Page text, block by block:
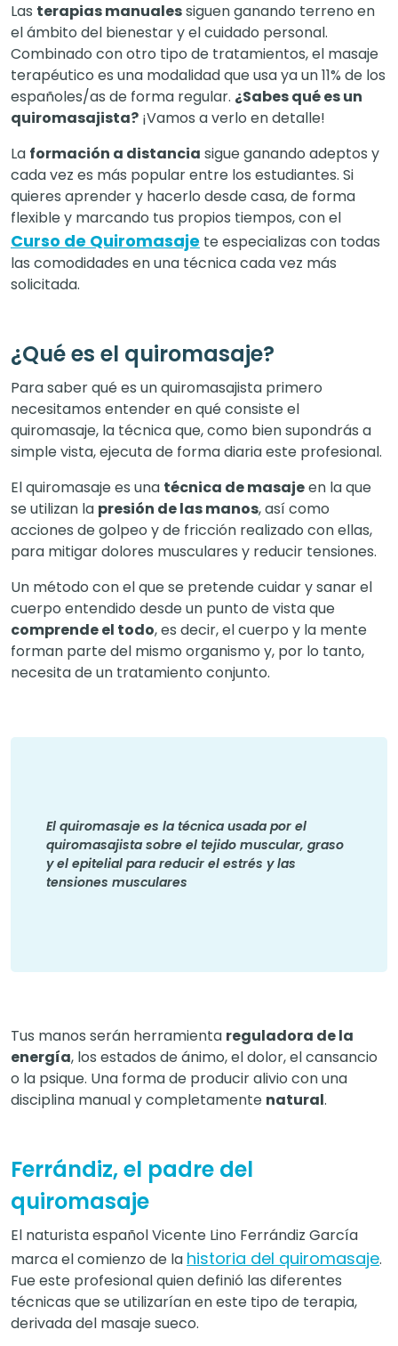
Las terapias manualessiguen ganando terreno en
el ámbito del bienestar y el cuidado personal.
Combinado con otro tipo de tratamientos, el masaje
terapéutico es una modalidad que usa ya un 11% de los
españoles/as de forma regular. ¿Sabes qué es un
quiromasajista? ¡Vamos a verlo en detalle!
La formación a distancia sigue ganando adeptos y
cada vez es más popular entre los estudiantes. Si
quieres aprender y hacerlo desde casa, de forma
flexible y marcando tus propios tiempos, con el
Curso de Quiromasaje te especializas con todas
las comodidades en una técnica cada vez más
solicitada.
¿Qué es el quiromasaje?
Para saber qué es un quiromasajista primero
necesitamos entender en qué consiste el
quiromasaje, la técnica que, como bien supondrás a
simple vista, ejecuta de forma diaria este profesional.
El quiromasaje es una técnica de masajeen la que
se utilizan la presión de las manos, así como
acciones de golpeo y de fricción realizado con ellas,
para mitigar dolores musculares y reducir tensiones.
Un método con el que se pretende cuidar y sanar el
cuerpo entendido desde un punto de vista que
comprende el todo, es decir, el cuerpo y la mente
forman parte del mismo organismo y, por lo tanto,
necesita de un tratamiento conjunto.
El quiromasaje es la técnica usada por el
quiromasajista sobre el tejido muscular, graso
y el epitelial para reducir el estrés y las
tensiones musculares
Tus manos serán herramienta reguladora de la
energía, los estados de ánimo, el dolor, el cansancio
o la psique. Una forma de producir alivio con una
disciplina manual y completamente natural.
Ferrándiz, el padre del
quiromasaje
El naturista español Vicente Lino Ferrándiz García
marca el comienzo de la historia del quiromasaje.
Fue este profesional quien definió las diferentes
técnicas que se utilizarían en este tipo de terapia,
derivada del masaje sueco.